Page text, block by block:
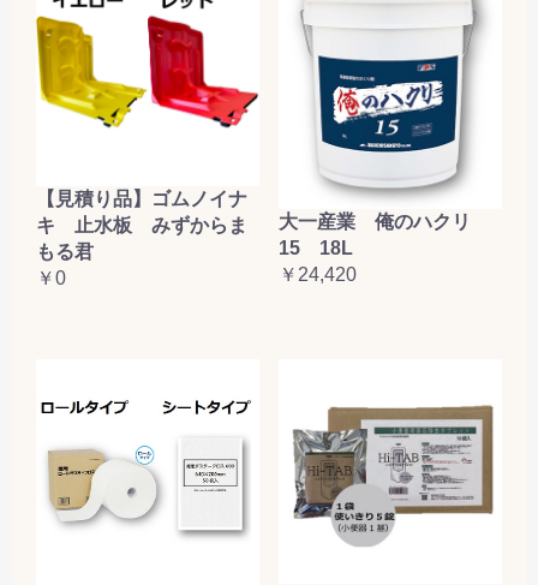
【見積り品】ゴムノイナ
キ 止水板 みずからま
もる君
￥0
大一産業 俺のハクリ
15 18L
￥24,420